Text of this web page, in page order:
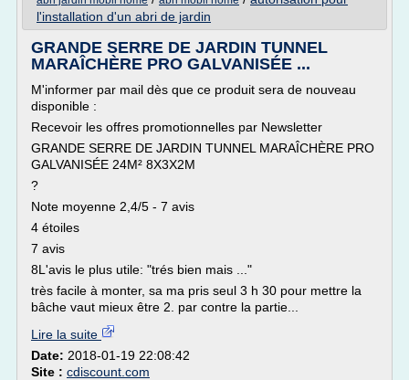
l'installation d'un abri de jardin
GRANDE SERRE DE JARDIN TUNNEL
MARAÎCHÈRE PRO GALVANISÉE ...
M'informer par mail dès que ce produit sera de nouveau
disponible :
Recevoir les offres promotionnelles par Newsletter
GRANDE SERRE DE JARDIN TUNNEL MARAÎCHÈRE PRO
GALVANISÉE 24M² 8X3X2M
?
Note moyenne 2,4/5 - 7 avis
4 étoiles
7 avis
8L'avis le plus utile: "trés bien mais ..."
très facile à monter, sa ma pris seul 3 h 30 pour mettre la
bâche vaut mieux être 2. par contre la partie...
Lire la suite
Date: 2018-01-19 22:08:42
Site : cdiscount.com